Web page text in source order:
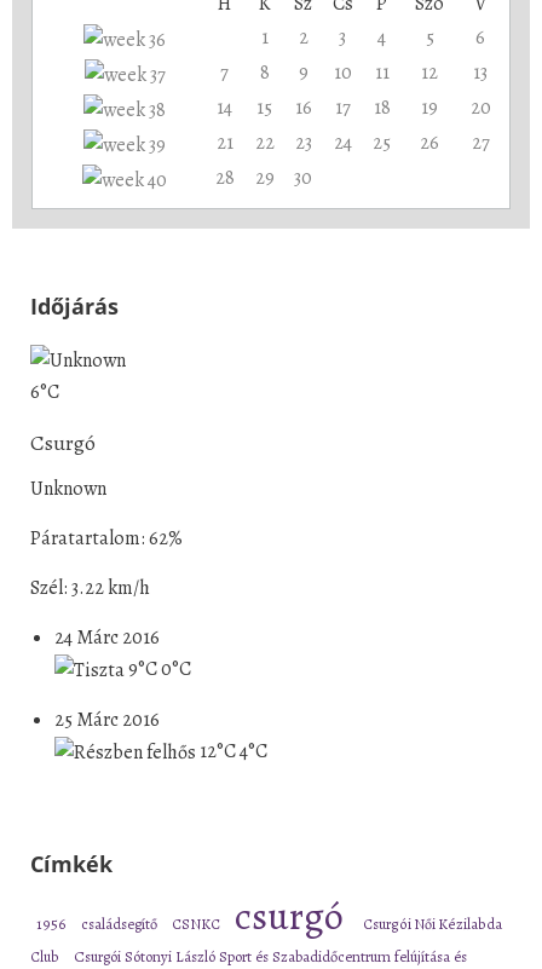
1
2 3 4 5
6
7
8 9 10 11 12
13
14
15 16 17 18 19
20
21
22 23 24 25 26
27
28
29 30
Időjárás
6°C
Csurgó
Unknown
Páratartalom: 62%
Szél: 3.22 km/h
24 Márc 2016
9°C0°C
25 Márc 2016
12°C4°C
Címkék
1956 családsegítő CSNKC csurgó
Csurgói Női Kézilabda
Club
Csurgói Sótonyi László Sport és Szabadidőcentrum felújítása és